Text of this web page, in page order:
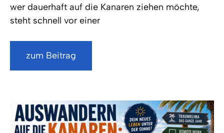
wer dauerhaft auf die Kanaren ziehen möchte,
steht schnell vor einer
zum Beitrag